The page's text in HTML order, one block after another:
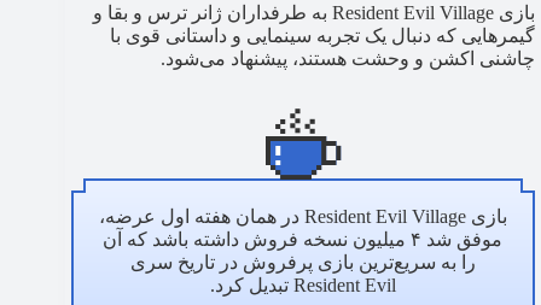
بازی Resident Evil Village به طرفداران ژانر ترس و بقا و
گیمرهایی که دنبال یک تجربه سینمایی و داستانی قوی با
چاشنی اکشن و وحشت هستند، پیشنهاد می‌شود.
بازی Resident Evil Village در همان هفته اول عرضه،
موفق شد ۴ میلیون نسخه فروش داشته باشد که آن
را به سریع‌ترین بازی پرفروش در تاریخ سری
Resident Evil تبدیل کرد.